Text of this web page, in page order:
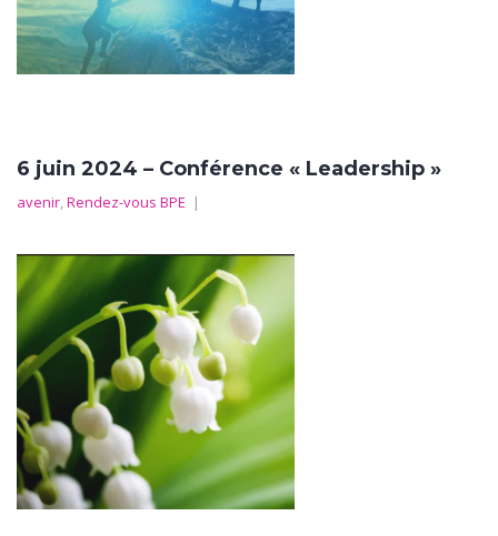
6 juin 2024 – Conférence « Leadership »
avenir, Rendez-vous BPE |